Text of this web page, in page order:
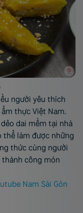
người yêu thích
thực Việt Nam.
dai mềm tại nhà
thể làm được những
thức cùng người
công món
Nam Sài Gòn